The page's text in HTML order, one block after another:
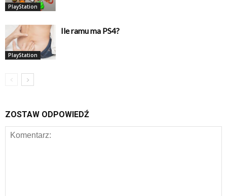
PlayStation
PlayStation
Ile ramu ma PS4?
ZOSTAW ODPOWIEDŹ